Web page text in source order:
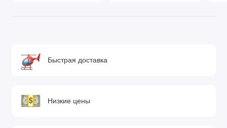
Быстрая доставка
Низкие цены